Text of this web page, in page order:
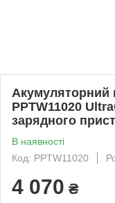
Акумуляторний
PPTW11020
зарядного
В наявності
Код: PPTW11020
4 070 ₴